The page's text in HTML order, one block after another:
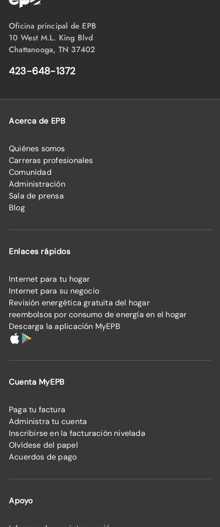
Oficina principal de EPB
10 West M.L. King Blvd
Chattanooga, TN 37402
423-648-1372
Acerca de EPB
Quiénes somos
Carreras profesionales
Comunidad
Administración
Sala de prensa
Blog
Enlaces rápidos
Internet para tu hogar
Internet para su negocio
Revisión energética gratuita del hogar
reembolsos por consumo de energía en el hogar
Descarga la aplicación MyEPB
Cuenta MyEPB
Paga tu factura
Administra tu cuenta
Inscribirse en la facturación nivelada
Olvídese del papel
Acuerdos de pago
Apoyo